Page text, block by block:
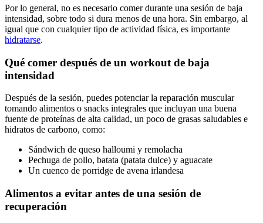
Por lo general, no es necesario comer durante una sesión de baja
intensidad, sobre todo si dura menos de una hora. Sin embargo, al
igual que con cualquier tipo de actividad física, es importante
hidratarse.
Qué comer después de un workout de baja
intensidad
Después de la sesión, puedes potenciar la reparación muscular
tomando alimentos o snacks integrales que incluyan una buena
fuente de proteínas de alta calidad, un poco de grasas saludables e
hidratos de carbono, como:
Sándwich de queso halloumi y remolacha
Pechuga de pollo, batata (patata dulce) y aguacate
Un cuenco de porridge de avena irlandesa
Alimentos a evitar antes de una sesión de
recuperación